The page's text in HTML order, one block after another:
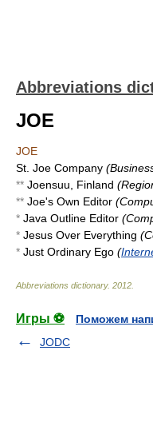
Abbreviations
JOE
JOE
St. Joe Company
** Joensuu, Finland
** Joe's Own Editor
* Java Outline Editor
* Jesus Over Everything
* Just Ordinary Ego (
Abbreviations dictionary. 2012
Игры ⚽
Поможем
JODC